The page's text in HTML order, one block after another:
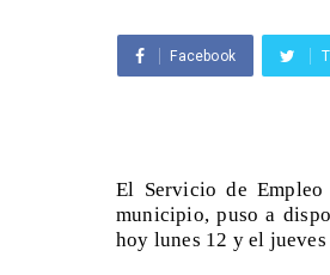
Facebook
El Servicio de
municipio, puso a
hoy lunes 12 y el jueves